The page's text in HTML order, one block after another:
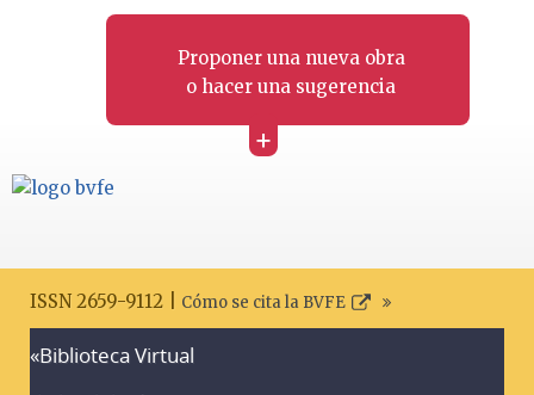
Proponer una nueva obra
o hacer una sugerencia
+
ISSN 2659-9112 | Cómo se cita la BVFE
«Biblioteca Virtual